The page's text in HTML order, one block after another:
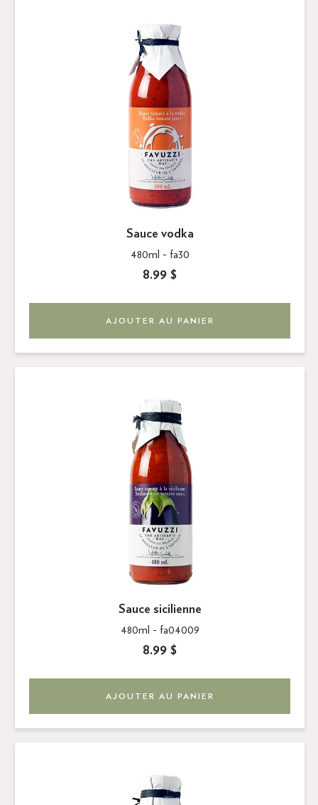
Sauce vodka
480ml - fa30
8.99 $
AJOUTER AU PANIER
Sauce sicilienne
480ml - fa04009
8.99 $
AJOUTER AU PANIER